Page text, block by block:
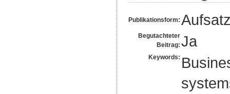
Publikationsform:
Begutachteter
Beitrag: Ja
Keywords: